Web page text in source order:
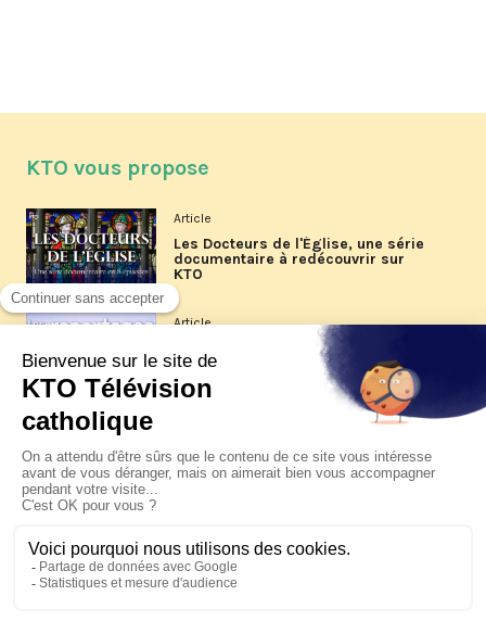
KTO vous propose
Article
Les Docteurs de l'Église, une série
documentaire à redécouvrir sur
KTO
Article
Les reportages d'été 2026 de KTO
La visite pastorale du pape Léon
XIV à Assise à suivre sur KTO le
jeudi 6 août
Le pape en Uruguay, Argentine et
Pérou du 6 au 17 novembre 2026